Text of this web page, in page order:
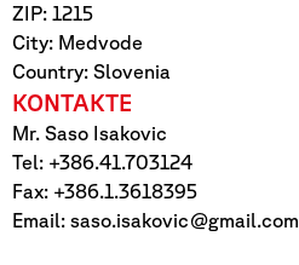
ZIP: 1215
City: Medvode
Country: Slovenia
KONTAKTE
Mr. Saso Isakovic
Tel: +386.41.703124
Fax: +386.1.3618395
Email: saso.isakovic@gmail.com